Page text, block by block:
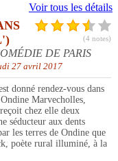
Voir tous les détails
(4 notes)
DE PARIS
27 avril 2017
donné rendez-vous dans
Marvecholles,
chez elle deux
séducteur aux dents
les terres de Ondine que
poète rural illuminé, à la